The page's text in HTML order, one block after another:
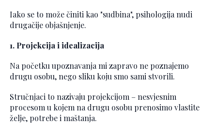
Iako se to može činiti kao "sudbina", psihologija nudi
drugačije objašnjenje.
1. Projekcija i idealizacija
Na početku upoznavanja mi zapravo ne poznajemo
drugu osobu, nego sliku koju smo sami stvorili.
Stručnjaci to nazivaju projekcijom – nesvjesnim
procesom u kojem na drugu osobu prenosimo vlastite
želje, potrebe i maštanja.